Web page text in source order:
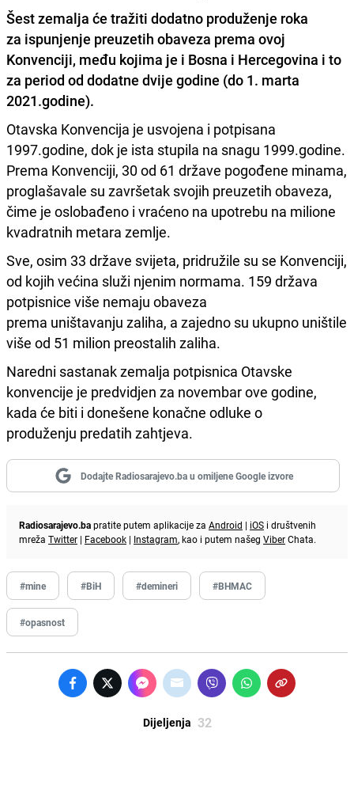
Šest zemalja će tražiti dodatno produženje roka
za ispunjenje preuzetih obaveza prema ovoj
Konvenciji, među kojima je i Bosna i Hercegovina i to
za period od dodatne dvije godine (do 1. marta
2021.godine).
Otavska Konvencija je usvojena i potpisana
1997.godine, dok je ista stupila na snagu 1999.godine.
Prema Konvenciji, 30 od 61 države pogođene minama,
proglašavale su završetak svojih preuzetih obaveza,
čime je oslobađeno i vraćeno na upotrebu na milione
kvadratnih metara zemlje.
Sve, osim 33 države svijeta, pridružile su se Konvenciji,
od kojih većina služi njenim normama. 159 država
potpisnice više nemaju obaveza
prema uništavanju zaliha, a zajedno su ukupno uništile
više od 51 milion preostalih zaliha.
Naredni sastanak zemalja potpisnica Otavske
konvencije je predvidjen za novembar ove godine,
kada će biti i donešene konačne odluke o
produženju predatih zahtjeva.
Dodajte Radiosarajevo.ba u omiljene Google izvore
Radiosarajevo.bapratite putem aplikacije za Android | iOS i društvenih
mreža Twitter | Facebook | Instagram, kao i putem našeg ViberChata.
#mine #BiH #demineri #BHMAC
#opasnost
Dijeljenja 32